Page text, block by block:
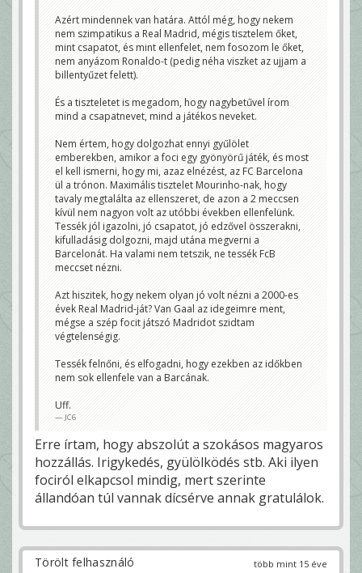
Azért mindennek van határa. Attól még, hogy nekem
nem szimpatikus a Real Madrid, mégis tisztelem őket,
mint csapatot, és mint ellenfelet, nem fosozom le őket,
nem anyázom Ronaldo-t (pedig néha viszket az ujjam a
billentyűzet felett).
És a tiszteletet is megadom, hogy nagybetűvel írom
mind a csapatnevet, mind a játékos neveket.
Nem értem, hogy dolgozhat ennyi gyűlölet
emberekben, amikor a foci egy gyönyörű játék, és most
el kell ismerni, hogy mi, azaz elnézést, az FC Barcelona
ül a trónon. Maximális tisztelet Mourinho-nak, hogy
tavaly megtalálta az ellenszeret, de azon a 2 meccsen
kívül nem nagyon volt az utóbbi években ellenfelünk.
Tessék jól igazolni, jó csapatot, jó edzővel összerakni,
kifulladásig dolgozni, majd utána megverni a
Barcelonát. Ha valami nem tetszik, ne tessék FcB
meccset nézni.
Azt hiszitek, hogy nekem olyan jó volt nézni a 2000-es
évek Real Madrid-ját? Van Gaal az idegeimre ment,
mégse a szép focit játszó Madridot szidtam
végtelenségig.
Tessék felnőni, és elfogadni, hogy ezekben az időkben
nem sok ellenfele van a Barcának.
Uff.
JC6
Erre írtam, hogy abszolút a szokásos magyaros
hozzállás. Irigykedés, gyülölködés stb. Aki ilyen
fociról elkapcsol mindig, mert szerinte
állandóan túl vannak dícsérve annak gratulálok.
több mint 15 éve
Törölt felhasználó